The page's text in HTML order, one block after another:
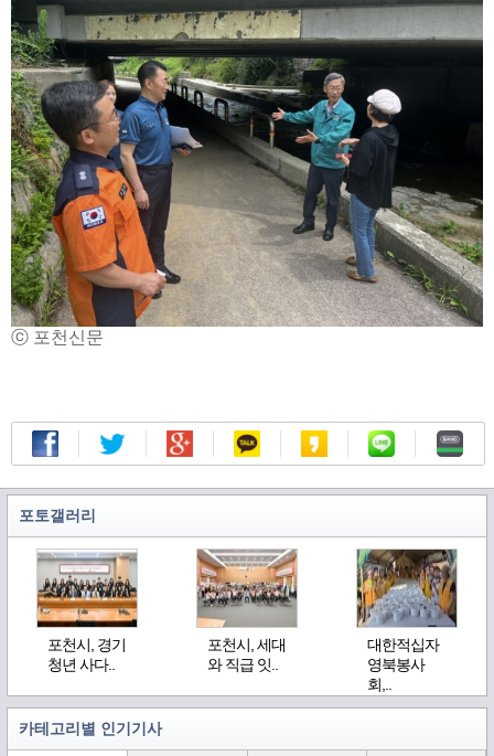
ⓒ 포천신문
포토갤러리
포천시, 경기
청년 사다..
포천시, 세대
와 직급 잇..
대한적십자
영북봉사
회,..
카테고리별 인기기사